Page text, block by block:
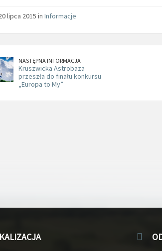
lipca 2015 in Informacje
NASTĘPNA INFORMACJA
Kruszwicka Astrobaza
przeszła do finału konkursu
„Europa to My”